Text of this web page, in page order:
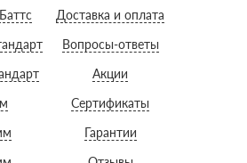
Доставка и оплата
Вопросы-ответы
Акции
Сертификаты
Гарантии